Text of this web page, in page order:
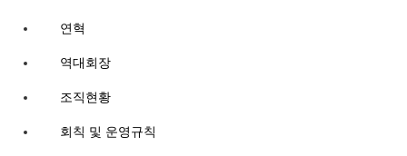
연혁
역대회장
조직현황
회칙 및 운영규칙